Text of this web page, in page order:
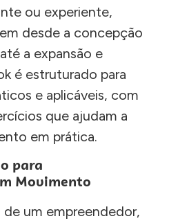
ou experiente,
desde a concepção
a expansão e
é estruturado para
e aplicáveis, com
que ajudam a
em prática.
para
Movimento
um empreendedor,